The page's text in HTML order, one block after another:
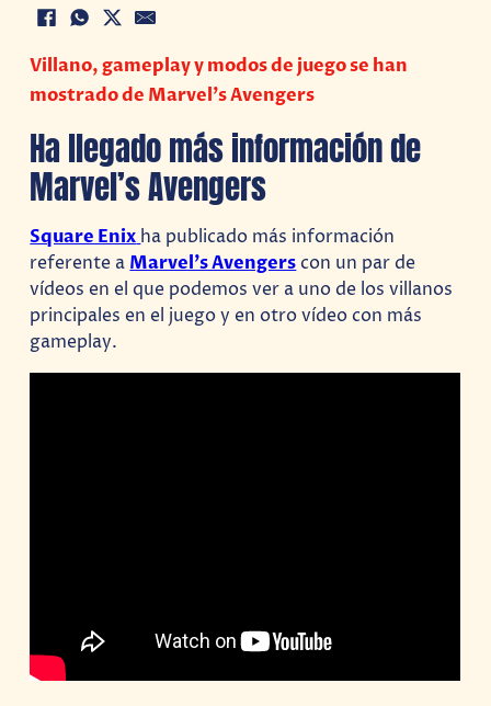
Villano, gameplay y modos de juego se han
mostrado de Marvel’s Avengers
Ha llegado más información de
Marvel’s Avengers
Square Enix ha publicado más información
referente a Marvel’s Avengerscon un par de
vídeos en el que podemos ver a uno de los villanos
principales en el juego y en otro vídeo con más
gameplay.